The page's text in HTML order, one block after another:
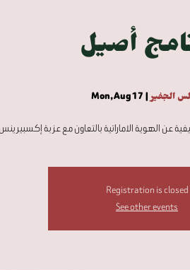
أصيل
Mon, Aug 17
  |
الجفير
عن الهوية الاماراتية بالتعاون مع عزبة إكسبيرينس
Registration is closed
See other events